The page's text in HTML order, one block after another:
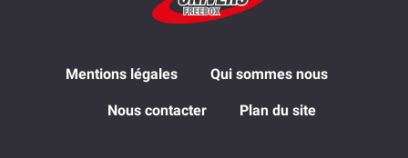
Mentions légales Qui sommes nous
Nous contacter Plan du site